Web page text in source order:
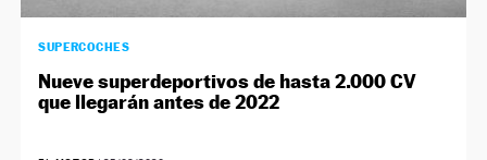
SUPERCOCHES
Nueve superdeportivos de hasta 2.000 CV
que llegarán antes de 2022